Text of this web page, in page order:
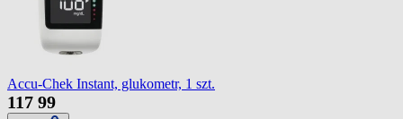
Accu-Chek Instant, glukometr, 1 szt.
117 99